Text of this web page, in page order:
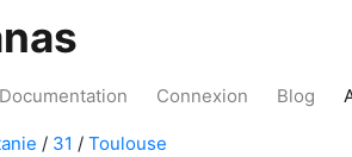
Documentation Connexion Blog
/ 31 / Toulouse